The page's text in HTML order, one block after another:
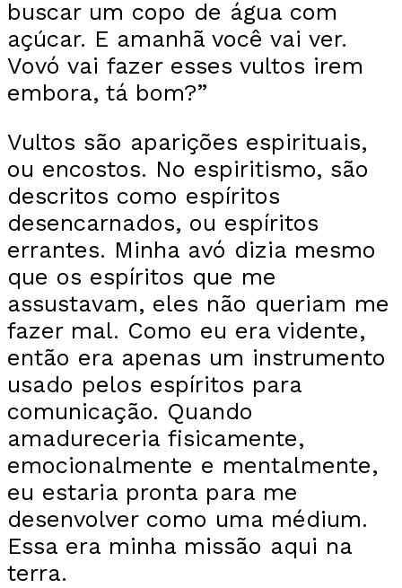
buscar um copo de água com
açúcar. E amanhã você vai ver.
Vovó vai fazer esses vultos irem
embora, tá bom?”
Vultos são aparições espirituais,
ou encostos. No espiritismo, são
descritos como espíritos
desencarnados, ou espíritos
errantes. Minha avó dizia mesmo
que os espíritos que me
assustavam, eles não queriam me
fazer mal. Como eu era vidente,
então era apenas um instrumento
usado pelos espíritos para
comunicação. Quando
amadureceria fisicamente,
emocionalmente e mentalmente,
eu estaria pronta para me
desenvolver como uma médium.
Essa era minha missão aqui na
terra.